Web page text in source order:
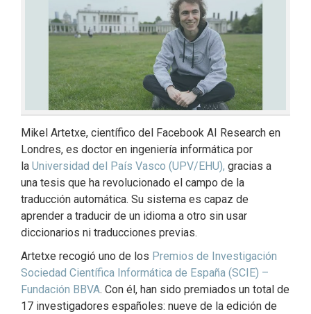
Mikel Artetxe, científico del Facebook AI Research en
Londres, es doctor en ingeniería informática por
la Universidad del País Vasco (UPV/EHU), gracias a
una tesis que ha revolucionado el campo de la
traducción automática. Su sistema es capaz de
aprender a traducir de un idioma a otro sin usar
diccionarios ni traducciones previas.
Artetxe recogió uno de los Premios de Investigación
Sociedad Científica Informática de España (SCIE) –
Fundación BBVA. Con él, han sido premiados un total de
17 investigadores españoles: nueve de la edición de